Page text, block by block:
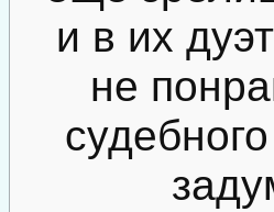
и в их
не